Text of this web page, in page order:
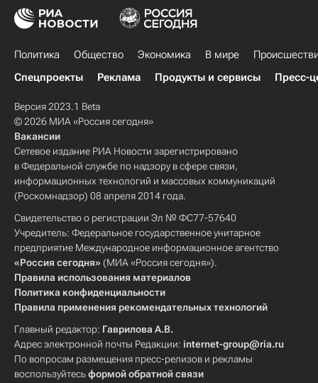
Политика Общество Экономика В мире
Спецпроекты
Реклама Продукты и сервисы Пресс-
Версия 2023.1 Beta
© 2026 МИА «Россия сегодня»
Вакансии
Сетевое издание РИА Новости зарегистрировано
в Федеральной службе по надзору в сфере связи,
информационных технологий и массовых коммуникаций
(Роскомнадзор) 08 апреля 2014 года.
Свидетельство о регистрации Эл № ФС77-57640
Учредитель: Федеральное государственное унитарное
предприятие Международное информационное агентство
«Россия сегодня» (МИА «Россия сегодня»).
Правила использования материалов
Политика конфиденциальности
Правила применения рекомендательных технологий
Главный редактор: Гаврилова А.В.
Адрес электронной почты Редакции: internet-group@ria.ru
По вопросам размещения пресс-релизов и рекламы
воспользуйтесьформой обратной связи